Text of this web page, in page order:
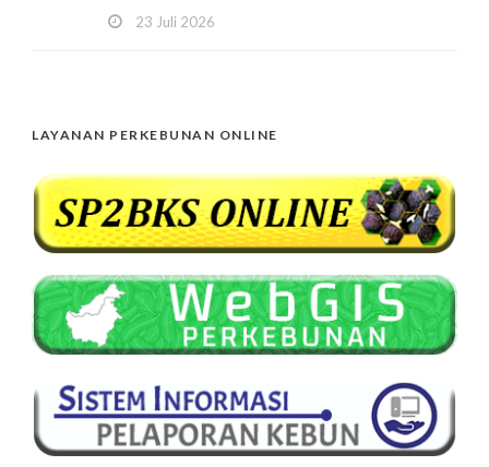
23 Juli 2026
LAYANAN PERKEBUNAN ONLINE